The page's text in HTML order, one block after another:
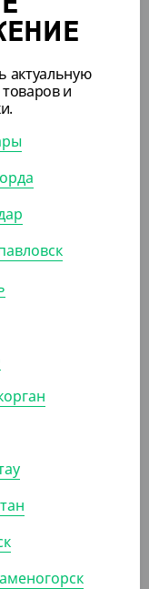
мм
актуальную
и